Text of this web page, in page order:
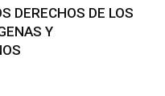
DERECHOS DE LOS
Y